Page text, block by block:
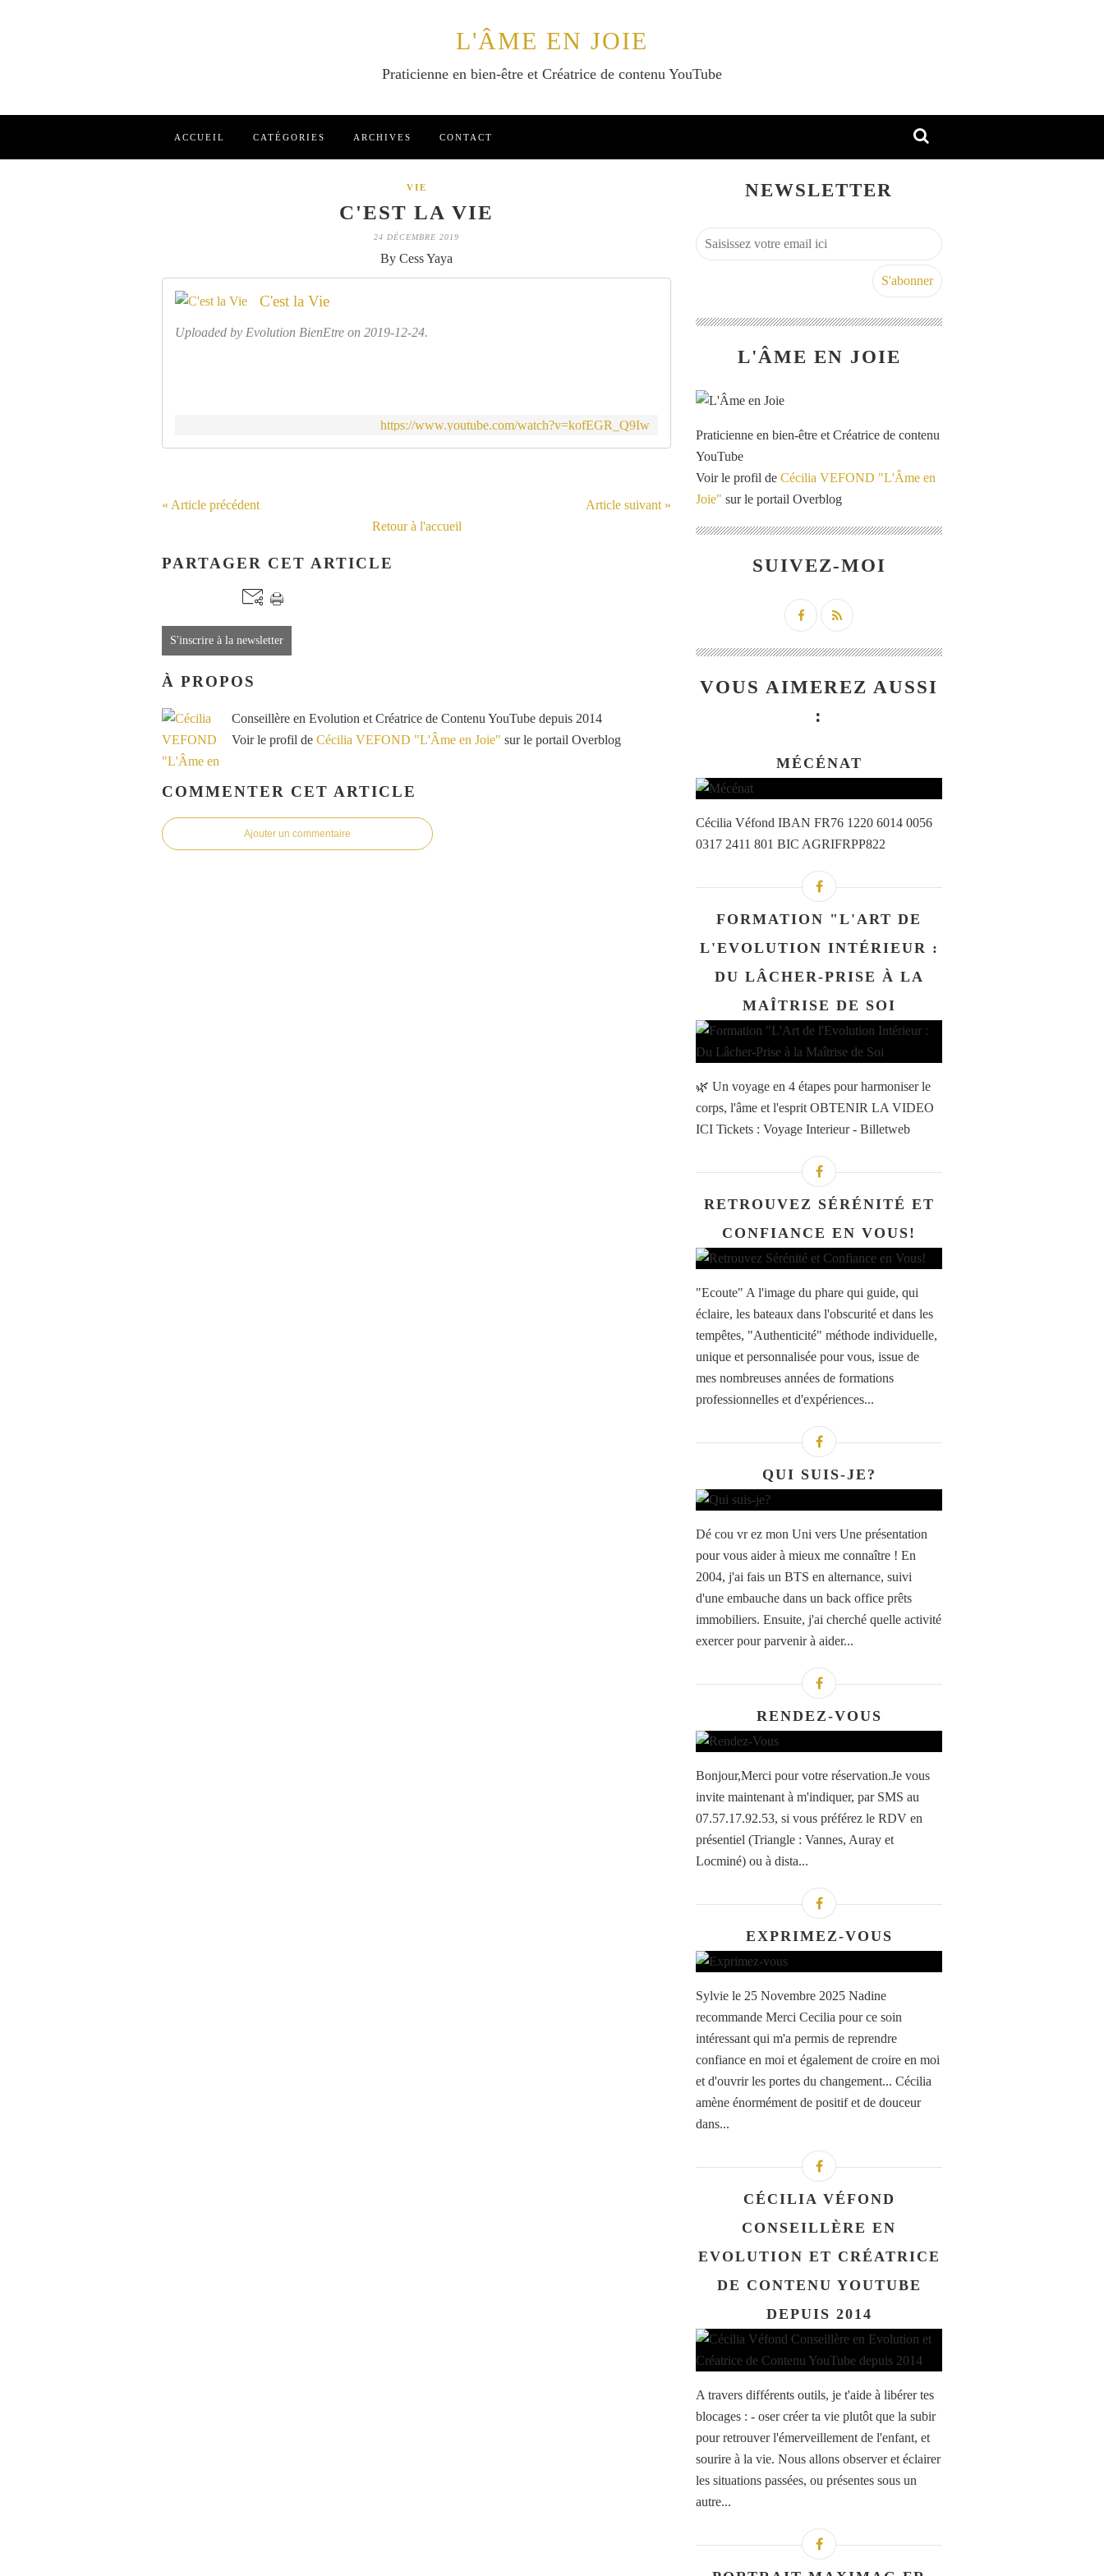
L'ÂME EN JOIE
Praticienne en bien-être et Créatrice de contenu YouTube
ACCUEIL CATÉGORIES ARCHIVES CONTACT
VIE
C'EST LA VIE
24 DÉCEMBRE 2019
By Cess Yaya
C'est la Vie
Uploaded by Evolution BienEtre on 2019-12-24.
https://www.youtube.com/watch?v=kofEGR_Q9Iw
« Article précédent
Article suivant »
Retour à l'accueil
PARTAGER CET ARTICLE
S'inscrire à la newsletter
À PROPOS
Conseillère en Evolution et Créatrice de Contenu YouTube depuis 2014
Voir le profil de Cécilia VEFOND "L'Âme en Joie" sur le portail Overblog
COMMENTER CET ARTICLE
Ajouter un commentaire
NEWSLETTER
L'ÂME EN JOIE
Praticienne en bien-être et Créatrice de contenu
YouTube
Voir le profil de Cécilia VEFOND "L'Âme en
Joie" sur le portail Overblog
SUIVEZ-MOI
VOUS AIMEREZ AUSSI
:
MÉCÉNAT
Cécilia Véfond IBAN FR76 1220 6014 0056
0317 2411 801 BIC AGRIFRPP822
FORMATION "L'ART DE
L'EVOLUTION INTÉRIEUR :
DU LÂCHER-PRISE À LA
MAÎTRISE DE SOI
🌿 Un voyage en 4 étapes pour harmoniser le
corps, l'âme et l'esprit OBTENIR LA VIDEO
ICI Tickets : Voyage Interieur - Billetweb
RETROUVEZ SÉRÉNITÉ ET
CONFIANCE EN VOUS!
"Ecoute" A l'image du phare qui guide, qui
éclaire, les bateaux dans l'obscurité et dans les
tempêtes, "Authenticité" méthode individuelle,
unique et personnalisée pour vous, issue de
mes nombreuses années de formations
professionnelles et d'expériences...
QUI SUIS-JE?
Dé cou vr ez mon Uni vers Une présentation
pour vous aider à mieux me connaître ! En
2004, j'ai fais un BTS en alternance, suivi
d'une embauche dans un back office prêts
immobiliers. Ensuite, j'ai cherché quelle activité
exercer pour parvenir à aider...
RENDEZ-VOUS
Bonjour,Merci pour votre réservation.Je vous
invite maintenant à m'indiquer, par SMS au
07.57.17.92.53, si vous préférez le RDV en
présentiel (Triangle : Vannes, Auray et
Locminé) ou à dista...
EXPRIMEZ-VOUS
Sylvie le 25 Novembre 2025 Nadine
recommande Merci Cecilia pour ce soin
intéressant qui m'a permis de reprendre
confiance en moi et également de croire en moi
et d'ouvrir les portes du changement... Cécilia
amène énormément de positif et de douceur
dans...
CÉCILIA VÉFOND
CONSEILLÈRE EN
EVOLUTION ET CRÉATRICE
DE CONTENU YOUTUBE
DEPUIS 2014
A travers différents outils, je t'aide à libérer tes
blocages : - oser créer ta vie plutôt que la subir
pour retrouver l'émerveillement de l'enfant, et
sourire à la vie. Nous allons observer et éclairer
les situations passées, ou présentes sous un
autre...